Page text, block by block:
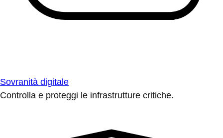
Sovranità digitale
Controlla e proteggi le infrastrutture critiche.